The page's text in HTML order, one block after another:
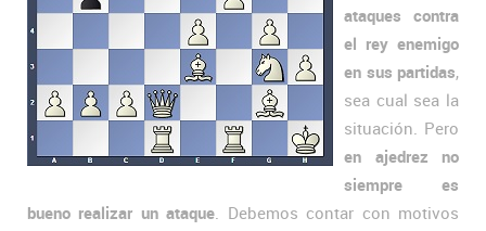
ataques contra
el rey enemigo
en sus partidas,
sea cual sea la
situación. Pero
en ajedrez no
siempre es
bueno realizar un ataque . Debemos contar con motivos